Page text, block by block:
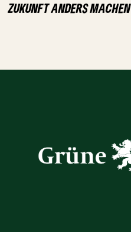
ZUKUNFT ANDERS MACHEN